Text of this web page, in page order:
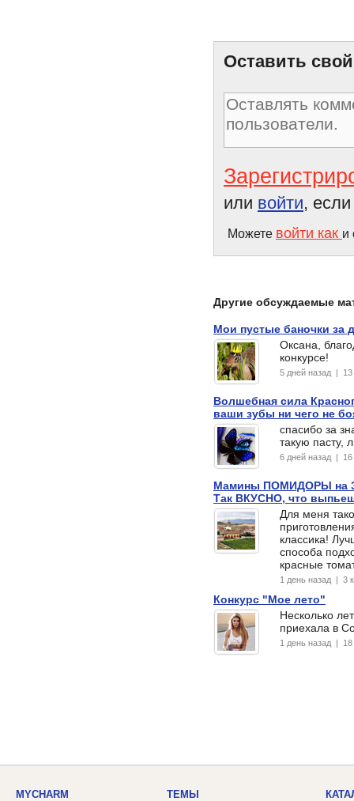
Оставить
или войти,
Можете войти как и
Другие обсуждаемые
Мои пустые баночки за
Оксана,
конкурсе!
5 дней назад |
Волшебная сила
ваши зубы ни чего не
спасибо за
такую пасту,
6 дней назад |
Мамины ПОМИДОРЫ на
Так ВКУСНО, что
Для меня
классика!
способа
красные
1 день назад | 3
Конкурс "Мое лето"
Несколько
приехала в
1 день назад |
MYCHARM
ТЕМЫ